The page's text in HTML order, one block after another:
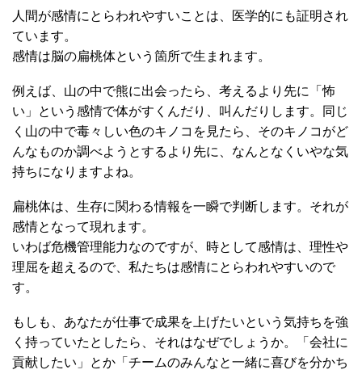
人間が感情にとらわれやすいことは、医学的にも証明され
ています。
感情は脳の扁桃体という箇所で生まれます。
例えば、山の中で熊に出会ったら、考えるより先に「怖
い」という感情で体がすくんだり、叫んだりします。同じ
く山の中で毒々しい色のキノコを見たら、そのキノコがど
んなものか調べようとするより先に、なんとなくいやな気
持ちになりますよね。
扁桃体は、生存に関わる情報を一瞬で判断します。それが
感情となって現れます。
いわば危機管理能力なのですが、時として感情は、理性や
理屈を超えるので、私たちは感情にとらわれやすいので
す。
もしも、あなたが仕事で成果を上げたいという気持ちを強
く持っていたとしたら、それはなぜでしょうか。「会社に
貢献したい」とか「チームのみんなと一緒に喜びを分かち